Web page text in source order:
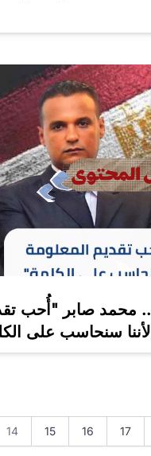
صحفي مايو 2024.. محمد صابر "أُحب
14 15 16 17